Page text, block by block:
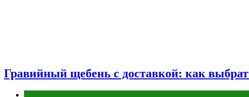
Гравийный щебень с доставкой: как